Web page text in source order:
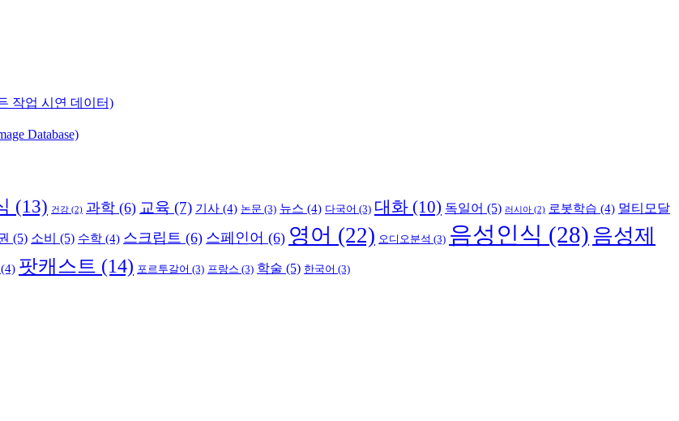
작업 시연 데이터)
Database)
(13) 건강 (2) 과학 (6) 교육 (7) 기사 (4) 논문 (3) 뉴스 (4) 다국어 (3) 대화 (10) 독일어 (5) 러시아 (2) 로봇학습 (4) 멀티모달
(5) 소비 (5) 수학 (4) 스크립트 (6) 스페인어 (6) 영어 (22) 오디오분석 (3) 음성인식 (28) 음성제
(4) 팟캐스트 (14) 포르투갈어 (3) 프랑스 (3) 학술 (5) 한국어 (3)